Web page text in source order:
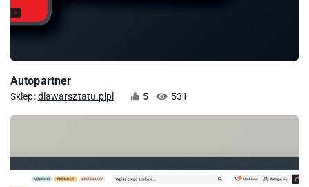
Autopartner
Sklep:dlawarsztatu.plpl 5 531